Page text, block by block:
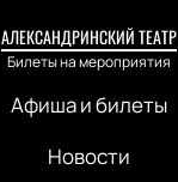
АЛЕКСАНДРИНСКИЙ ТЕАТР
Билеты на мероприятия
Афиша и билеты
Новости